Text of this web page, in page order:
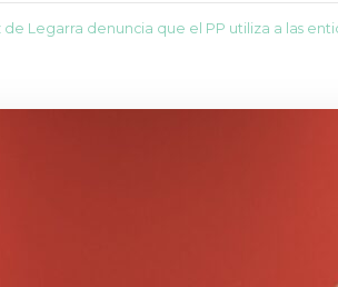
de Legarra denuncia que el PP utiliza a las